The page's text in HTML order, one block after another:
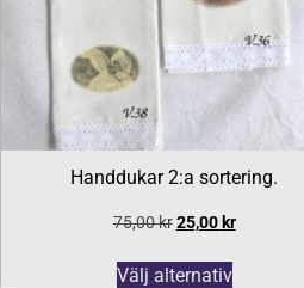
Handdukar 2:a sortering.
75,00kr25,00 kr
Välj alternativ